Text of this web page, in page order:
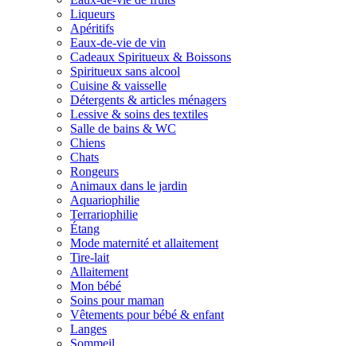
Liqueurs
Apéritifs
Eaux-de-vie de vin
Cadeaux Spiritueux & Boissons
Spiritueux sans alcool
Cuisine & vaisselle
Détergents & articles ménagers
Lessive & soins des textiles
Salle de bains & WC
Chiens
Chats
Rongeurs
Animaux dans le jardin
Aquariophilie
Terrariophilie
Étang
Mode maternité et allaitement
Tire-lait
Allaitement
Mon bébé
Soins pour maman
Vêtements pour bébé & enfant
Langes
Sommeil